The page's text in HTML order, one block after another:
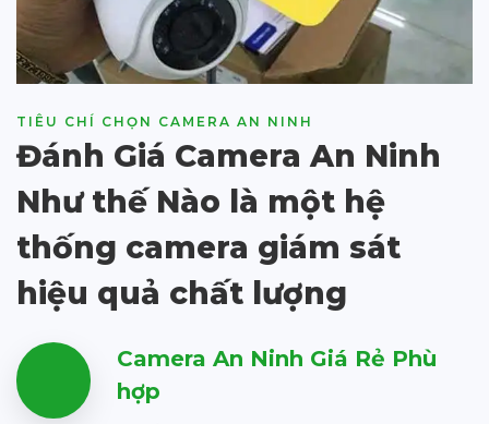
TIÊU CHÍ CHỌN CAMERA AN NINH
Đánh Giá Camera An Ninh
Như thế Nào là một hệ
thống camera giám sát
hiệu quả chất lượng
Camera An Ninh Giá Rẻ Phù
hợp